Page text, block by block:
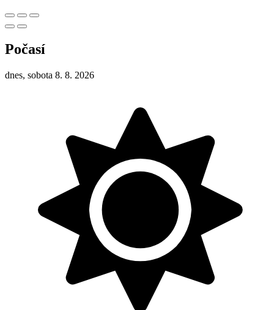
Počasí
dnes, sobota 8. 8. 2026